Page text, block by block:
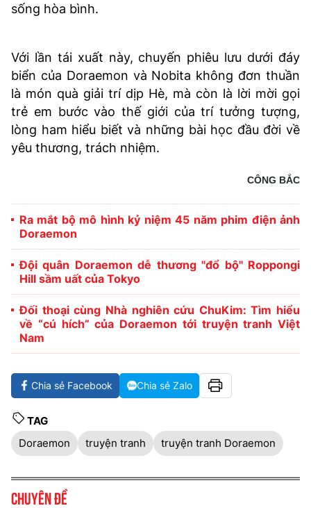
sống hòa bình.
Với lần tái xuất này, chuyến phiêu lưu dưới đáy
biển của Doraemon và Nobita không đơn thuần
là món quà giải trí dịp Hè, mà còn là lời mời gọi
trẻ em bước vào thế giới của trí tưởng tượng,
lòng ham hiểu biết và những bài học đầu đời về
yêu thương, trách nhiệm.
CÔNG BẮC
Ra mắt bộ mô hình kỷ niệm 45 năm phim điện ảnh
Doraemon
Đội quân Doraemon dễ thương "đổ bộ" Roppongi
Hill sầm uất của Tokyo
Đối thoại cùng Nhà nghiên cứu ChuKim: Tìm hiểu
về “cú hích” của Doraemon tới truyện tranh Việt
Nam
Chia sẻ Facebook Chia sẻ Zalo
TAG
Doraemon
truyện tranh truyện tranh Doraemon
Chuyên đề